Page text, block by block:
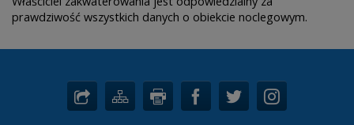
prawdziwość wszystkich danych o obiekcie noclegowym.